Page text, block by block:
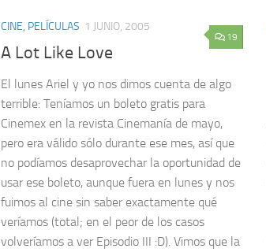
19
CINE, PELÍCULAS 1 JUNIO, 2005
A Lot Like Love
El lunes Ariel y yo nos dimos cuenta de algo
terrible: Teníamos un boleto gratis para
Cinemex en la revista Cinemanía de mayo,
pero era válido sólo durante ese mes, así que
no podíamos desaprovechar la oportunidad de
usar ese boleto, aunque fuera en lunes y nos
fuimos al cine sin saber exactamente qué
veríamos (total; en el peor de los casos
volveríamos a ver Episodio III :D). Vimos que la